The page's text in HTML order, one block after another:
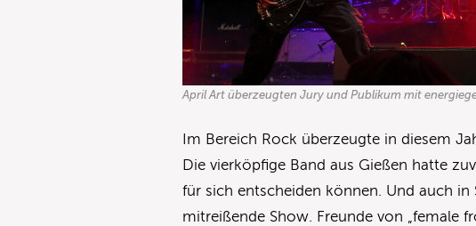
April Art überzeugten Jury und Publikum mit
Im Bereich Rock überzeugte in diesem
Die vierköpfige Band aus Gießen hatte
für sich entscheiden können. Und auch in
mitreißende Show. Freunde von „female